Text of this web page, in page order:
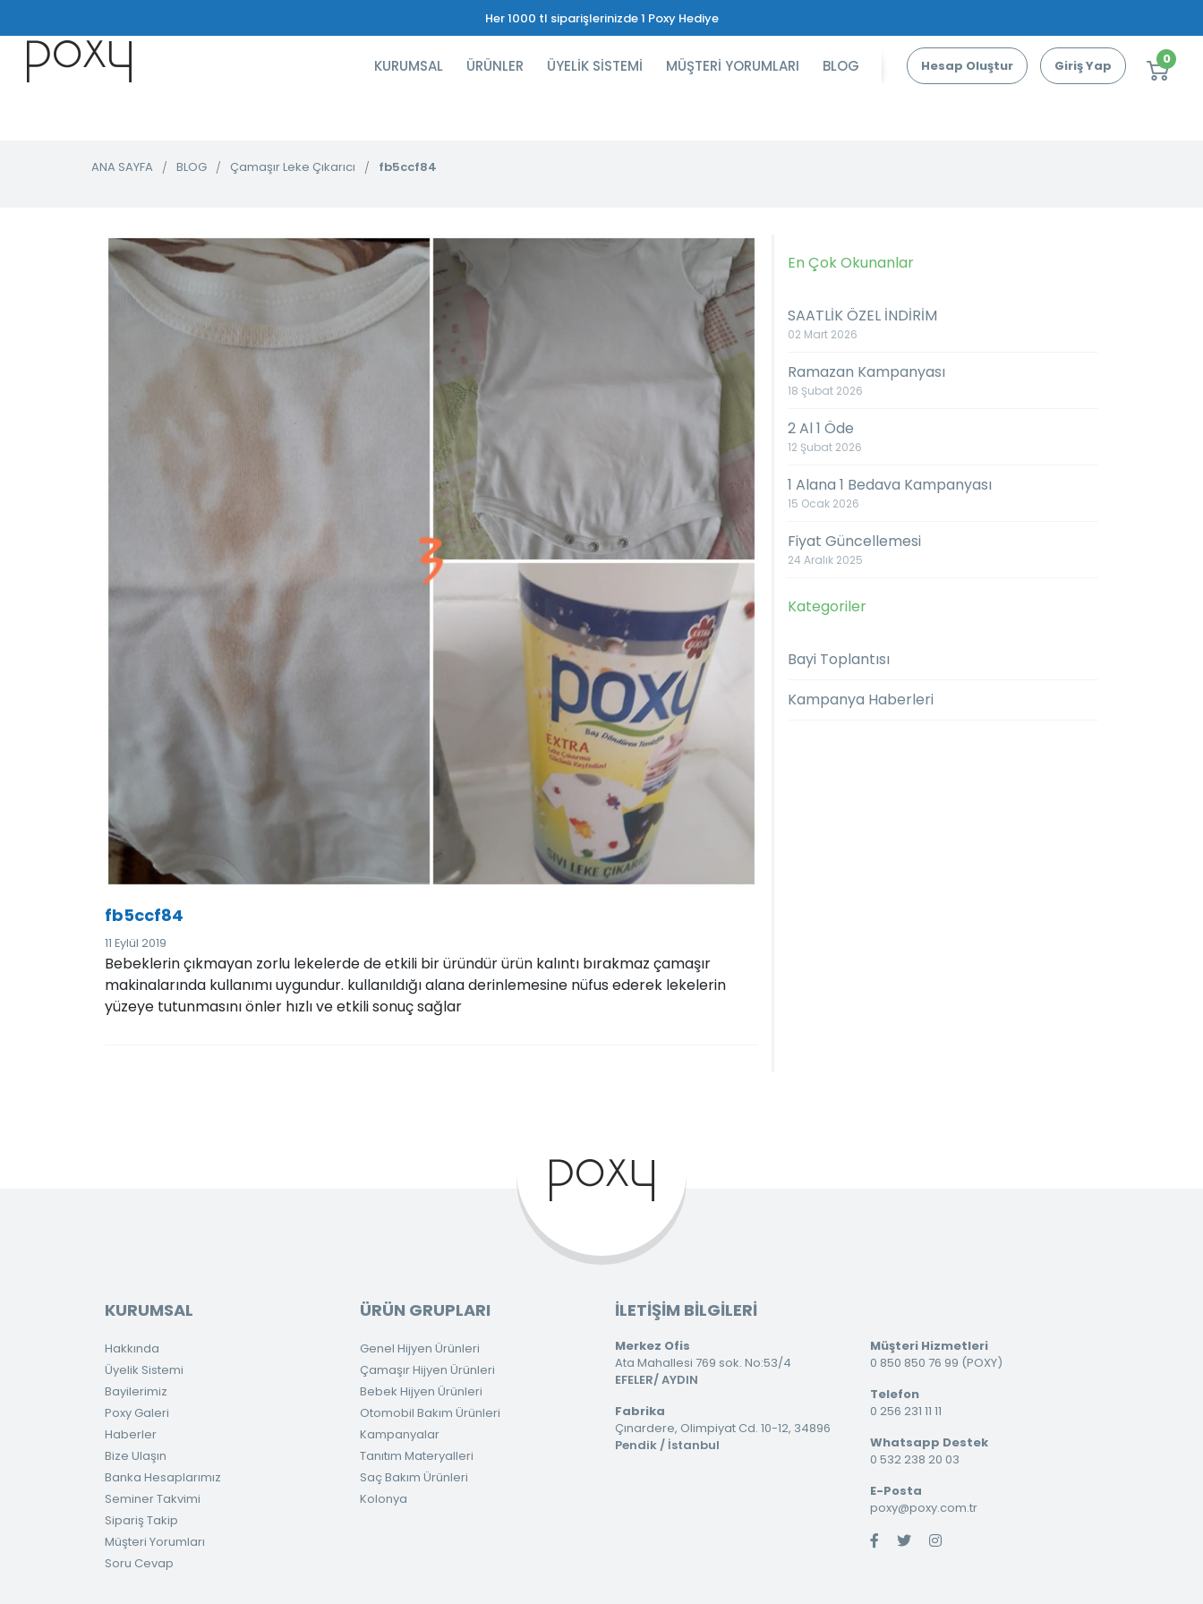
Her 1000 tl siparişlerinizde 1 Poxy Hediye
KURUMSAL ÜRÜNLER ÜYELİK SİSTEMİ MÜŞTERİ YORUMLARI BLOG Hesap Oluştur Giriş Yap 0
ANA SAYFA BLOG Çamaşır Leke Çıkarıcı fb5ccf84
fb5ccf84
11 Eylül 2019
Bebeklerin çıkmayan zorlu lekelerde de etkili bir üründür ürün kalıntı bırakmaz çamaşır
makinalarında kullanımı uygundur. kullanıldığı alana derinlemesine nüfus ederek lekelerin
yüzeye tutunmasını önler hızlı ve etkili sonuç sağlar
En Çok Okunanlar
SAATLİK ÖZEL İNDİRİM
02 Mart 2026
Ramazan Kampanyası
18 Şubat 2026
2 Al 1 Öde
12 Şubat 2026
1 Alana 1 Bedava Kampanyası
15 Ocak 2026
Fiyat Güncellemesi
24 Aralık 2025
Kategoriler
Bayi Toplantısı
Kampanya Haberleri
KURUMSAL
Hakkında
Üyelik Sistemi
Bayilerimiz
Poxy Galeri
Haberler
Bize Ulaşın
Banka Hesaplarımız
Seminer Takvimi
Sipariş Takip
Müşteri Yorumları
Soru Cevap
ÜRÜN GRUPLARI
Genel Hijyen Ürünleri
Çamaşır Hijyen Ürünleri
Bebek Hijyen Ürünleri
Otomobil Bakım Ürünleri
Kampanyalar
Tanıtım Materyalleri
Saç Bakım Ürünleri
Kolonya
İLETİŞİM BİLGİLERİ
Merkez Ofis
Ata Mahallesi 769 sok. No:53/4
EFELER/ AYDIN
Fabrika
Çınardere, Olimpiyat Cd. 10-12, 34896
Pendik / İstanbul
Müşteri Hizmetleri
0 850 850 76 99 (POXY)
Telefon
0 256 231 11 11
Whatsapp Destek
0 532 238 20 03
E-Posta
poxy@poxy.com.tr